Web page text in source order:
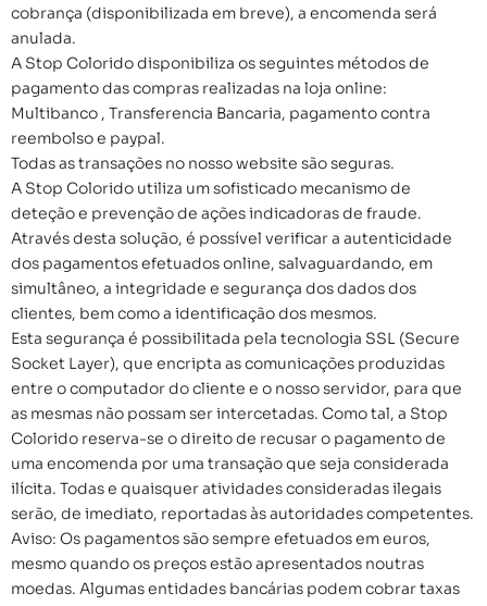
cobrança (disponibilizada em breve), a encomenda será
anulada.
A Stop Colorido disponibiliza os seguintes métodos de
pagamento das compras realizadas na loja online:
Multibanco , Transferencia Bancaria, pagamento contra
reembolso e paypal.
Todas as transações no nosso website são seguras.
A Stop Colorido utiliza um sofisticado mecanismo de
deteção e prevenção de ações indicadoras de fraude.
Através desta solução, é possível verificar a autenticidade
dos pagamentos efetuados online, salvaguardando, em
simultâneo, a integridade e segurança dos dados dos
clientes, bem como a identificação dos mesmos.
Esta segurança é possibilitada pela tecnologia SSL (Secure
Socket Layer), que encripta as comunicações produzidas
entre o computador do cliente e o nosso servidor, para que
as mesmas não possam ser intercetadas. Como tal, a Stop
Colorido reserva-se o direito de recusar o pagamento de
uma encomenda por uma transação que seja considerada
ilícita. Todas e quaisquer atividades consideradas ilegais
serão, de imediato, reportadas às autoridades competentes.
Aviso: Os pagamentos são sempre efetuados em euros,
mesmo quando os preços estão apresentados noutras
moedas. Algumas entidades bancárias podem cobrar taxas